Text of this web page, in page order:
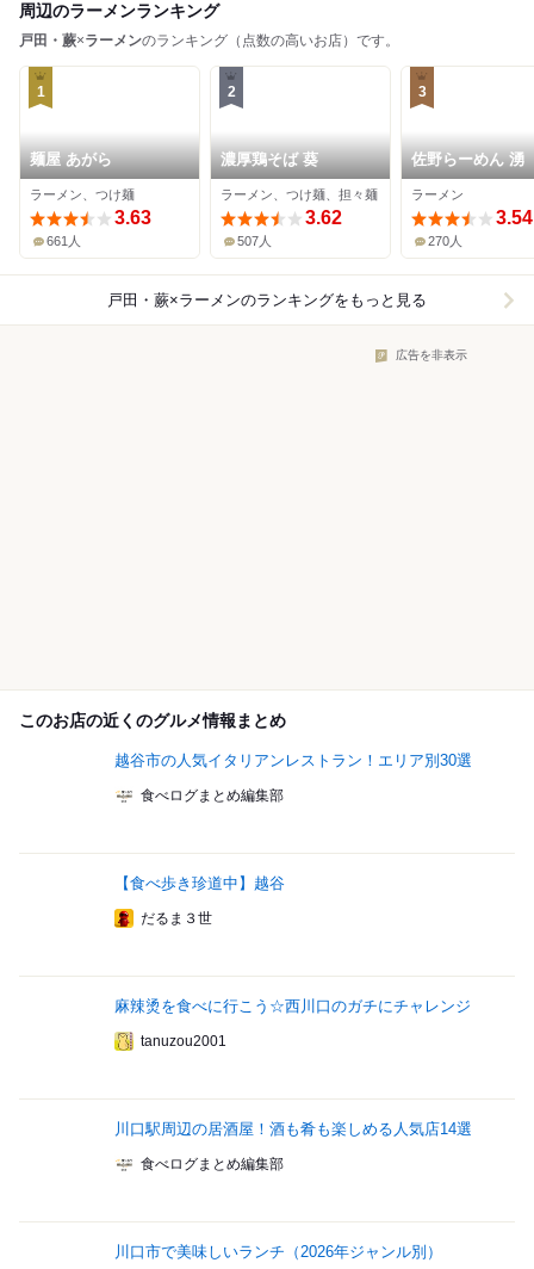
周辺のラーメンランキング
戸田・蕨×ラーメンのランキング（点数の高いお店）です。
1
麺屋 あがら
ラーメン、つけ麺
3.63
661人
2
濃厚鶏そば 葵
ラーメン、つけ麺、担々麺
3.62
507人
3
佐野らーめん 湧
ラーメン
3.54
270人
戸田・蕨×ラーメンのランキングをもっと見る
広告を非表示
このお店の近くのグルメ情報まとめ
越谷市の人気イタリアンレストラン！エリア別30選
食べログまとめ編集部
【食べ歩き珍道中】越谷
だるま３世
麻辣烫を食べに行こう☆西川口のガチにチャレンジ
tanuzou2001
川口駅周辺の居酒屋！酒も肴も楽しめる人気店14選
食べログまとめ編集部
川口市で美味しいランチ（2026年ジャンル別）